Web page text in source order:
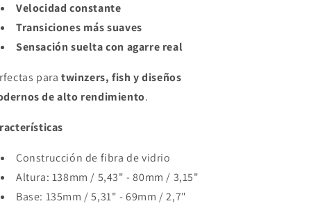
Velocidad constante
Transiciones más suaves
Sensación suelta con agarre real
para twinzers, fish y diseños
de alto rendimiento.
Construcción de fibra de vidrio
Altura: 138mm / 5,43" - 80mm / 3,15"
Base: 135mm / 5,31" - 69mm / 2,7"